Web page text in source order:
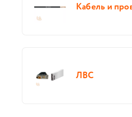
Кабель и
ЛВС